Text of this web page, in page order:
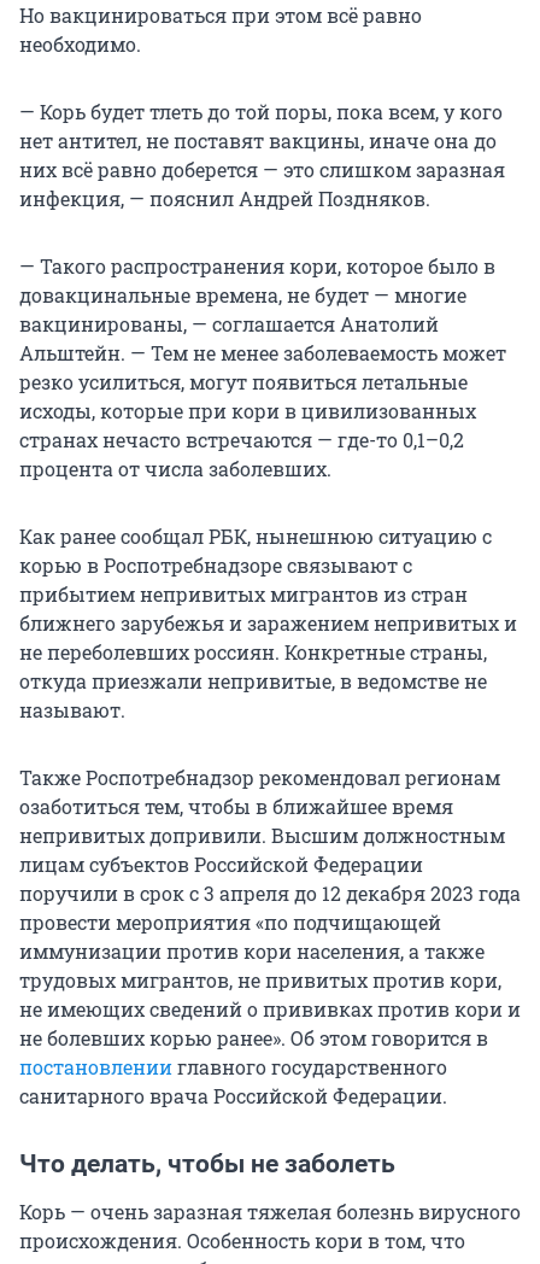
Но вакцинироваться при этом всё равно
необходимо.
— Корь будет тлеть до той поры, пока всем, у кого
нет антител, не поставят вакцины, иначе она до
них всё равно доберется — это слишком заразная
инфекция, — пояснил Андрей Поздняков.
— Такого распространения кори, которое было в
довакцинальные времена, не будет — многие
вакцинированы, — соглашается Анатолий
Альштейн. — Тем не менее заболеваемость может
резко усилиться, могут появиться летальные
исходы, которые при кори в цивилизованных
странах нечасто встречаются — где-то 0,1–0,2
процента от числа заболевших.
Как ранее сообщал РБК, нынешнюю ситуацию с
корью в Роспотребнадзоре связывают с
прибытием непривитых мигрантов из стран
ближнего зарубежья и заражением непривитых и
не переболевших россиян. Конкретные страны,
откуда приезжали непривитые, в ведомстве не
называют.
Также Роспотребнадзор рекомендовал регионам
озаботиться тем, чтобы в ближайшее время
непривитых допривили. Высшим должностным
лицам субъектов Российской Федерации
поручили в срок с 3 апреля до 12 декабря 2023 года
провести мероприятия «по подчищающей
иммунизации против кори населения, а также
трудовых мигрантов, не привитых против кори,
не имеющих сведений о прививках против кори и
не болевших корью ранее». Об этом говорится в
постановленииглавного государственного
санитарного врача Российской Федерации.
Что делать, чтобы не заболеть
Корь — очень заразная тяжелая болезнь вирусного
происхождения. Особенность кори в том, что